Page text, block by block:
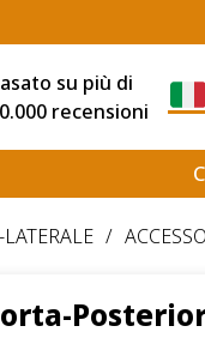
su più di
recensioni
/